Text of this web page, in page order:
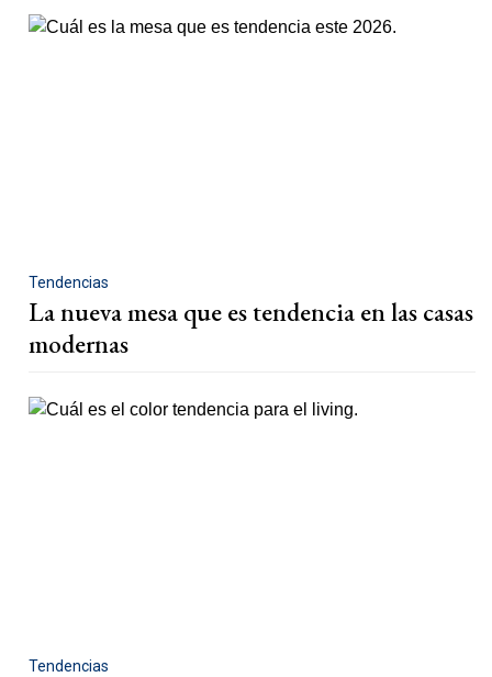
Tendencias
La nueva mesa que es tendencia en las casas
modernas
Tendencias